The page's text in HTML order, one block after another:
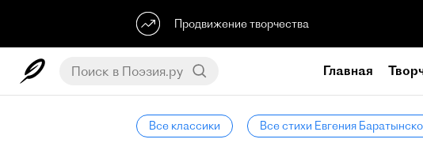
Продвижение творчества
Главная
Все классики Все стихи Евгения